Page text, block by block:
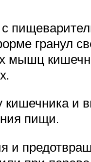
гранул
мышц
и
пищи.
и